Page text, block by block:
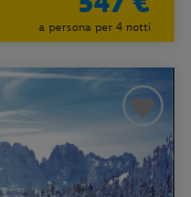
a persona per 4 notti